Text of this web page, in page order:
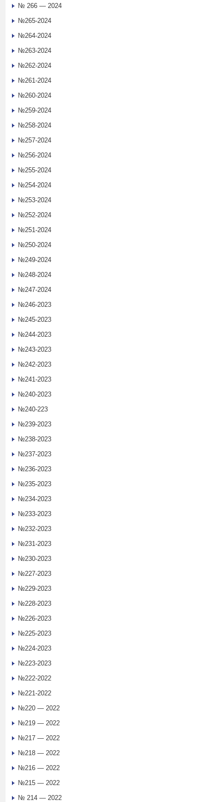
№ 266 — 2024
№265-2024
№264-2024
№263-2024
№262-2024
№261-2024
№260-2024
№259-2024
№258-2024
№257-2024
№256-2024
№255-2024
№254-2024
№253-2024
№252-2024
№251-2024
№250-2024
№249-2024
№248-2024
№247-2024
№246-2023
№245-2023
№244-2023
№243-2023
№242-2023
№241-2023
№240-2023
№240-223
№239-2023
№238-2023
№237-2023
№236-2023
№235-2023
№234-2023
№233-2023
№232-2023
№231-2023
№230-2023
№227-2023
№229-2023
№228-2023
№226-2023
№225-2023
№224-2023
№223-2023
№222-2022
№221-2022
№220 — 2022
№219 — 2022
№217 — 2022
№218 — 2022
№216 — 2022
№215 — 2022
№ 214 — 2022